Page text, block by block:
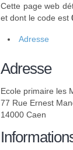
Cette page web
et dont le code est
Adresse
Adresse
Ecole primaire les
77 Rue Ernest
14000 Caen